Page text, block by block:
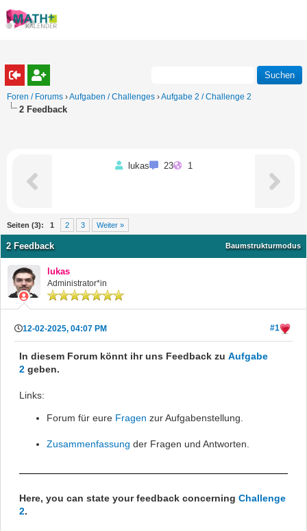
Foren / Forums ›Aufgaben / Challenges ›Aufgabe 2 / Challenge 2
2 Feedback
lukas 23 1
Seiten (3): 1 2 3 Weiter »
Baumstrukturmodus
2 Feedback
lukas
Administrator*in
12-02-2025, 04:07 PM #1
In diesem Forum könnt ihr uns Feedback zu Aufgabe
2 geben.
Links:
Forum für eure Fragen zur Aufgabenstellung.
Zusammenfassung der Fragen und Antworten.
Here, you can state your feedback concerning Challenge
2.